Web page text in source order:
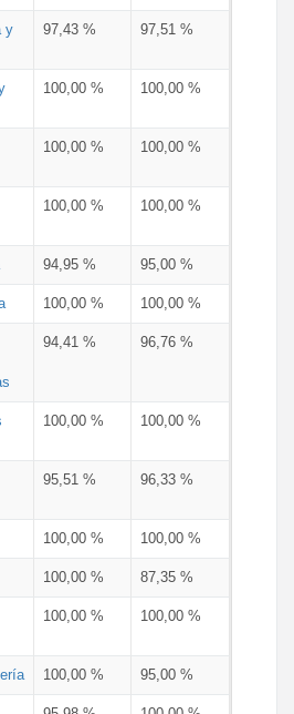
y
97,43 % 97,51 %
100,00 % 100,00 %
100,00 % 100,00 %
100,00 % 100,00 %
94,95 % 95,00 %
100,00 % 100,00 %
94,41 % 96,76 %
100,00 % 100,00 %
95,51 % 96,33 %
100,00 % 100,00 %
100,00 % 87,35 %
100,00 % 100,00 %
100,00 % 95,00 %